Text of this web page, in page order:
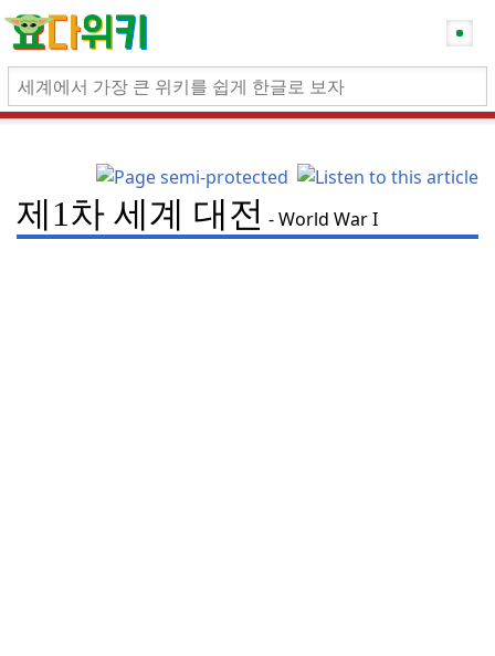
제1차 세계 대전 World War I